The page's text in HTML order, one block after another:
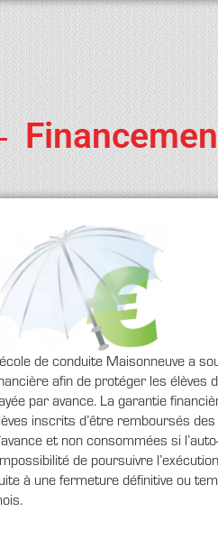
de conduite Maisonneuve a
afin de protéger les élèves
par avance. La garantie
inscrits d’être remboursés
et non consommées si
de poursuivre
à une fermeture définitive ou